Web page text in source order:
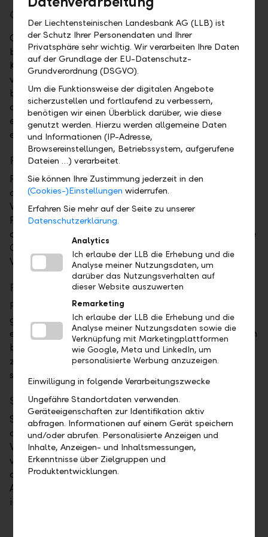
Optionen
Optionen bieten ihrem Käufer ein Wahlrecht,
beispielsweise eine Aktie zu einem bestimmten
Kurswert (Basiswert) zu erwerben (Call) oder zu
verkaufen (Put). Allerdings ist dieses Recht zeitlich
bis zu einer Fälligkeit begrenzt. Eine bis dato nicht
ausgeübte Option verfällt. Für jede Option wird vom
entsprechenden Handelsplatz täglich mindestens
ein Kurswert geliefert.
Forwards
Forwards sind nicht börsengehandelte Derivate, die
auf einer Vereinbarung beruhen, einen definierten
Vermögenswert in der Zukunft zu einem bestimmten
Preis bzw. zu einem bestimmten Zeitpunkt zu kaufen
oder zu verkaufen. Damit sind sie der ausserbörsliche
Gegenpart zu Futures. Typischerweise werden
Währungen oder Metalle per Forwards gehandelt.
Futures
Futures sind standardisierte und an Börsen
gehandelte Terminkontrakte. Dabei verpflichtet sich
ein Käufer, eine definierte Menge eines Titels zu einem
bestimmten Zeitpunkt zu einem festgesetzten Preis
zu erwerben. Die andere Vertragspartei verpflichtet
sich dementsprechend zu liefern.
Swaps
Swaps beinhalten den Tausch von Verbindlichkeiten
oder Forderungen. Dies erfolgt auf Zins- oder
Währungsebene. Etwaige Zinsunterschiede zwischen
verschiedenen Währungen werden per Swap-Satz
ausgeglichen. Swaps fungieren zum Beispiel als
Alternative zu direkten Finanzierungen an
internationalen Finanzmärkten.
Der Liechtensteinischen Landesbank AG (LLB) ist
der Schutz Ihrer Personendaten und Ihrer
Privatsphäre sehr wichtig. Wir verarbeiten Ihre Daten
auf der Grundlage der EU-Datenschutz-
Grundverordnung (DSGVO).
Um die Funktionsweise der digitalen Angebote
sicherzustellen und fortlaufend zu verbessern,
benötigen wir einen Überblick darüber, wie diese
genutzt werden. Hierzu werden allgemeine Daten
und Informationen (IP-Adresse,
Browsereinstellungen, Betriebssystem, aufgerufene
Dateien …) verarbeitet.
Sie können Ihre Zustimmung jederzeit in den
(Cookies-)Einstellungen widerrufen.
Erfahren Sie mehr auf der Seite zu unserer
Datenschutzerklärung.
Analytics
Ich erlaube der LLB die Erhebung und die
Analyse meiner Nutzungsdaten, um
darüber das Nutzungsverhalten auf
dieser Website auszuwerten
Remarketing
Ich erlaube der LLB die Erhebung und die
Analyse meiner Nutzungsdaten sowie die
Verknüpfung mit Marketingplattformen
wie Google, Meta und LinkedIn, um
personalisierte Werbung anzuzeigen.
Einwilligung in folgende Verarbeitungszwecke
Ungefähre Standortdaten verwenden.
Geräteeigenschaften zur Identifikation aktiv
abfragen. Informationen auf einem Gerät speichern
und/oder abrufen. Personalisierte Anzeigen und
Inhalte, Anzeigen- und Inhaltsmessungen,
Erkenntnisse über Zielgruppen und
Produktentwicklungen.